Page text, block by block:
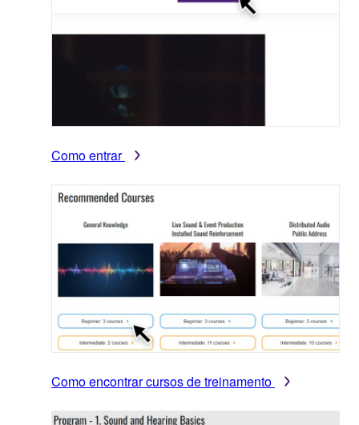
Como entrar
Como encontrar cursos de treinamento